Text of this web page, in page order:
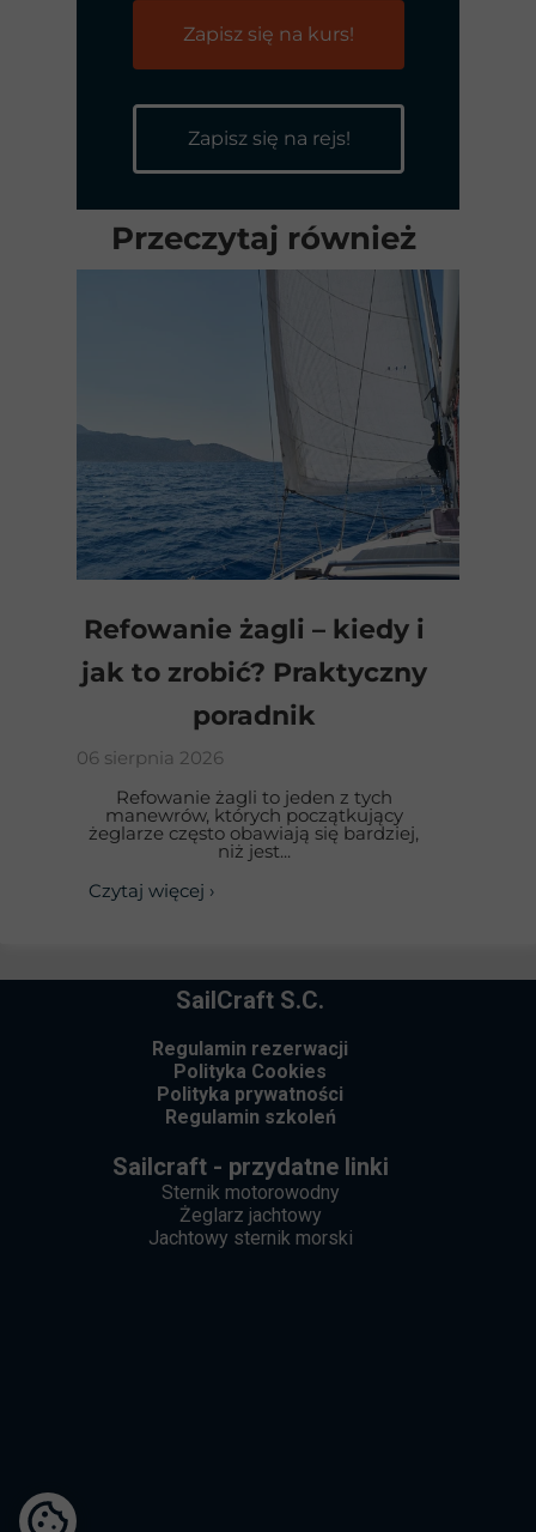
Przeczytaj również
Refowanie żagli – kiedy i
jak to zrobić? Praktyczny
poradnik
06 sierpnia 2026
Refowanie żagli to jeden z tych
manewrów, których początkujący
żeglarze często obawiają się bardziej,
niż jest...
Czytaj więcej ›
Zapisz się na rejs!
Zapisz się na kurs!
Sailcraft - przydatne linki
Sternik motorowodny
Żeglarz jachtowy
Jachtowy sternik morski
SailCraft S.C.
Regulamin rezerwacji
Polityka Cookies
Polityka prywatności
Regulamin szkoleń